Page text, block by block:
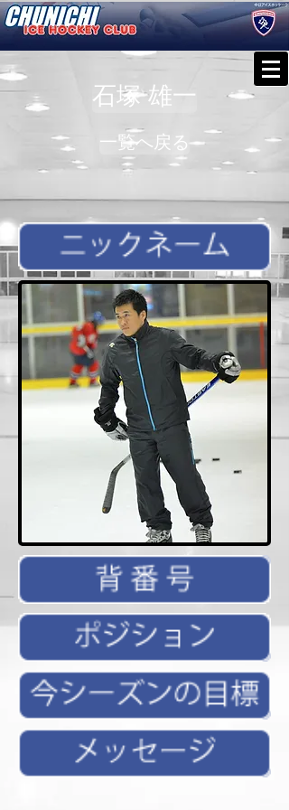
石塚 雄一
一覧へ戻る